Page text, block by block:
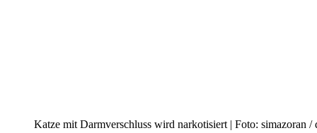
Katze mit Darmverschluss wird narkotisiert | Foto: simazoran /